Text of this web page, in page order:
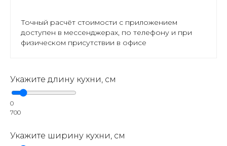
Точный расчёт стоимости с приложением
доступен в мессенджерах, по телефону и при
физическом присутствии в офисе
Укажите длину кухни, см
0
700
Укажите ширину кухни, см